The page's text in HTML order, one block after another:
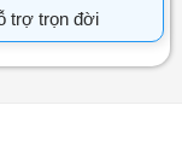
trợ trọn đời